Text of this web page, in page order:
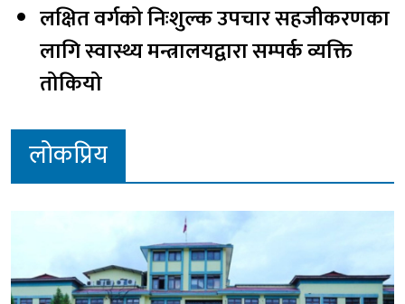
लक्षित वर्गको निःशुल्क उपचार सहजीकरणका
लागि स्वास्थ्य मन्त्रालयद्वारा सम्पर्क व्यक्ति
तोकियो
लोकप्रिय